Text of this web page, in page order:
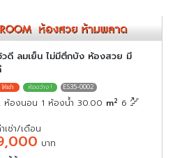
วดี ลมเย็น ไม่มีตึกบัง ห้องสวย มี
ES35-0002
ห้องนอน 1 ห้องน้ำ 30.00 m2 6
เช่า/เดือน
บาท